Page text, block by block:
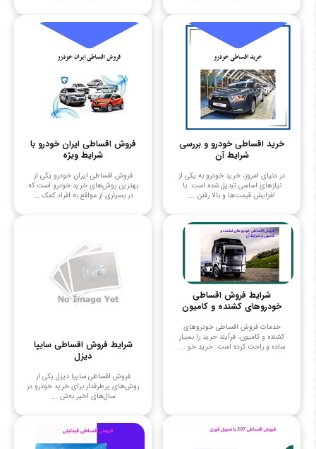
خرید اقساطی خودرو و بررسی
شرایط آن
در دنیای امروز، خرید خودرو به یکی از
نیازهای اساسی تبدیل شده است. با
افزایش قیمت‌ها و بالا رفتن ...
فروش اقساطی ایران خودرو با
شرایط ویژه
فروش اقساطی ایران خودرو یکی از
بهترین روش‌های خرید خودرو است که
در بسیاری از مواقع به افراد کمک ...
شرایط فروش اقساطی
خودروهای کشنده و کامیون
خدمات فروش اقساطی خودروهای
کشنده و کامیون، فرآیند خرید را بسیار
ساده و راحت کرده است. خرید خو ...
شرایط فروش اقساطی سایپا
دیزل
فروش اقساطی سایپا دیزل یکی از
روش‌های پرطرفدار برای خرید خودرو در
سال‌های اخیر به‌ش ...